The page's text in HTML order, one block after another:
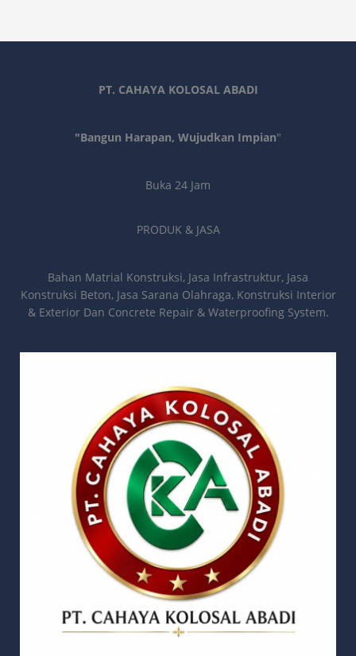
PT. CAHAYA KOLOSAL ABADI
"Bangun Harapan, Wujudkan Impian"
Buka 24 Jam
PRODUK & JASA
Bahan Matrial Konstruksi, Jasa Infrastruktur, Jasa
Konstruksi Beton, Jasa Sarana Olahraga, Konstruksi Interior
& Exterior Dan Concrete Repair & Waterproofing System.